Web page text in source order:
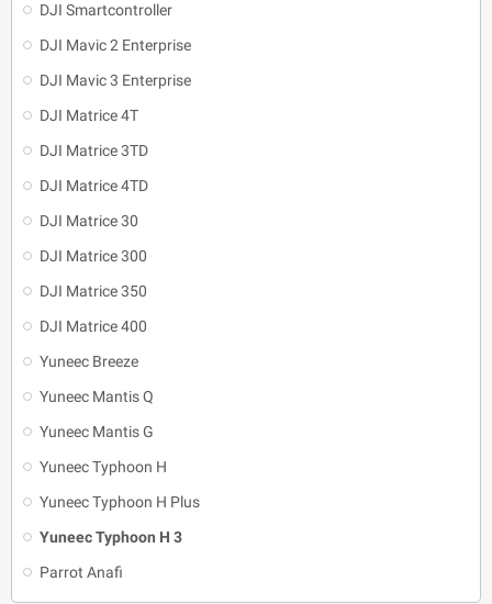
DJI Smartcontroller
DJI Mavic 2 Enterprise
DJI Mavic 3 Enterprise
DJI Matrice 4T
DJI Matrice 3TD
DJI Matrice 4TD
DJI Matrice 30
DJI Matrice 300
DJI Matrice 350
DJI Matrice 400
Yuneec Breeze
Yuneec Mantis Q
Yuneec Mantis G
Yuneec Typhoon H
Yuneec Typhoon H Plus
Yuneec Typhoon H 3
Parrot Anafi